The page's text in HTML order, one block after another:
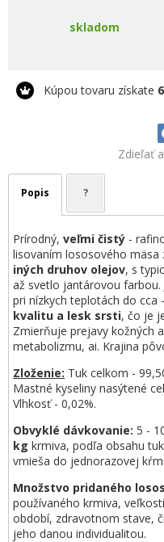
skladom
Kúpou tovaru získate 6
Zdieľať
Popis ?
Prírodný, veľmi čistý -
lisovaním lososového mäsa
iných druhov olejov, s
až svetlo jantárovou farbou.
pri nízkych teplotách do cca
kvalitu a lesk srsti, čo je
Zmierňuje prejavy kožných
metabolizmu, ai. Krajina
Zloženie: Tuk celkom -
Mastné kyseliny nasýtené
Vlhkosť - 0,02%.
Obvyklé dávkovanie: 5 -
kg krmiva, podľa obsahu
vmieša do jednorazovej
Množstvo pridaného
používaného krmiva,
období, zdravotnom stave,
jeho danou individualitou.